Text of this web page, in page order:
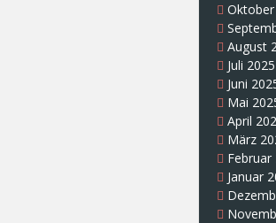
August
Juli 2025
Juni
Mai
April
März
Februar
Januar